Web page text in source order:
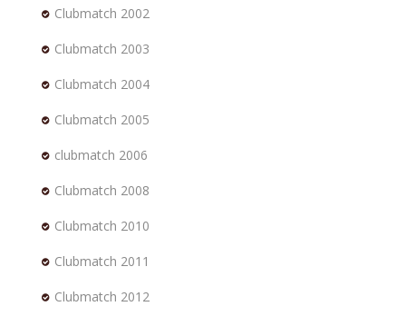
Clubmatch 2002
Clubmatch 2003
Clubmatch 2004
Clubmatch 2005
clubmatch 2006
Clubmatch 2008
Clubmatch 2010
Clubmatch 2011
Clubmatch 2012